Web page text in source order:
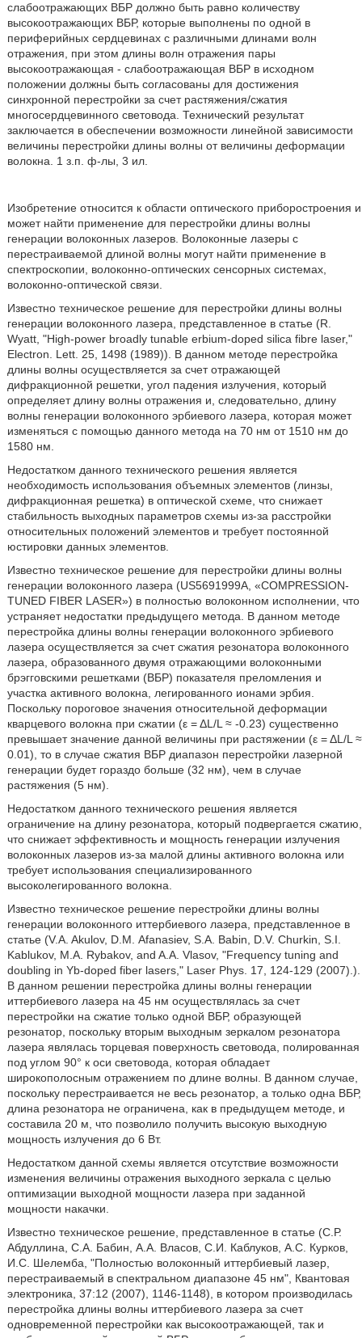
слабоотражающих ВБР должно быть равно количеству
высокоотражающих ВБР, которые выполнены по одной в
периферийных сердцевинах с различными длинами волн
отражения, при этом длины волн отражения пары
высокоотражающая - слабоотражающая ВБР в исходном
положении должны быть согласованы для достижения
синхронной перестройки за счет растяжения/сжатия
многосердцевинного световода. Технический результат
заключается в обеспечении возможности линейной зависимости
величины перестройки длины волны от величины деформации
волокна. 1 з.п. ф-лы, 3 ил.
Изобретение относится к области оптического приборостроения и
может найти применение для перестройки длины волны
генерации волоконных лазеров. Волоконные лазеры с
перестраиваемой длиной волны могут найти применение в
спектроскопии, волоконно-оптических сенсорных системах,
волоконно-оптической связи.
Известно техническое решение для перестройки длины волны
генерации волоконного лазера, представленное в статье (R.
Wyatt, "High-power broadly tunable erbium-doped silica fibre laser,"
Electron. Lett. 25, 1498 (1989)). В данном методе перестройка
длины волны осуществляется за счет отражающей
дифракционной решетки, угол падения излучения, который
определяет длину волны отражения и, следовательно, длину
волны генерации волоконного эрбиевого лазера, которая может
изменяться с помощью данного метода на 70 нм от 1510 нм до
1580 нм.
Недостатком данного технического решения является
необходимость использования объемных элементов (линзы,
дифракционная решетка) в оптической схеме, что снижает
стабильность выходных параметров схемы из-за расстройки
относительных положений элементов и требует постоянной
юстировки данных элементов.
Известно техническое решение для перестройки длины волны
генерации волоконного лазера (US5691999A, «COMPRESSION-
TUNED FIBER LASER») в полностью волоконном исполнении, что
устраняет недостатки предыдущего метода. В данном методе
перестройка длины волны генерации волоконного эрбиевого
лазера осуществляется за счет сжатия резонатора волоконного
лазера, образованного двумя отражающими волоконными
брэгговскими решетками (ВБР) показателя преломления и
участка активного волокна, легированного ионами эрбия.
Поскольку пороговое значения относительной деформации
кварцевого волокна при сжатии (ε = ΔL/L ≈ -0.23) существенно
превышает значение данной величины при растяжении (ε = ΔL/L ≈
0.01), то в случае сжатия ВБР диапазон перестройки лазерной
генерации будет гораздо больше (32 нм), чем в случае
растяжения (5 нм).
Недостатком данного технического решения является
ограничение на длину резонатора, который подвергается сжатию,
что снижает эффективность и мощность генерации излучения
волоконных лазеров из-за малой длины активного волокна или
требует использования специализированного
высоколегированного волокна.
Известно техническое решение перестройки длины волны
генерации волоконного иттербиевого лазера, представленное в
статье (V.A. Akulov, D.М. Afanasiev, S.A. Babin, D.V. Churkin, S.I.
Kablukov, M.A. Rybakov, and A.A. Vlasov, "Frequency tuning and
doubling in Yb-doped fiber lasers," Laser Phys. 17, 124-129 (2007).).
В данном решении перестройка длины волны генерации
иттербиевого лазера на 45 нм осуществлялась за счет
перестройки на сжатие только одной ВБР, образующей
резонатор, поскольку вторым выходным зеркалом резонатора
лазера являлась торцевая поверхность световода, полированная
под углом 90° к оси световода, которая обладает
широкополосным отражением по длине волны. В данном случае,
поскольку перестраивается не весь резонатор, а только одна ВБР,
длина резонатора не ограничена, как в предыдущем методе, и
составила 20 м, что позволило получить высокую выходную
мощность излучения до 6 Вт.
Недостатком данной схемы является отсутствие возможности
изменения величины отражения выходного зеркала с целью
оптимизации выходной мощности лазера при заданной
мощности накачки.
Известно техническое решение, представленное в статье (С.Р.
Абдуллина, С.А. Бабин, А.А. Власов, С.И. Каблуков, А.С. Курков,
И.С. Шелемба, "Полностью волоконный иттербиевый лазер,
перестраиваемый в спектральном диапазоне 45 нм", Квантовая
электроника, 37:12 (2007), 1146-1148), в котором производилась
перестройка длины волны иттербиевого лазера за счет
одновременной перестройки как высокоотражающей, так и